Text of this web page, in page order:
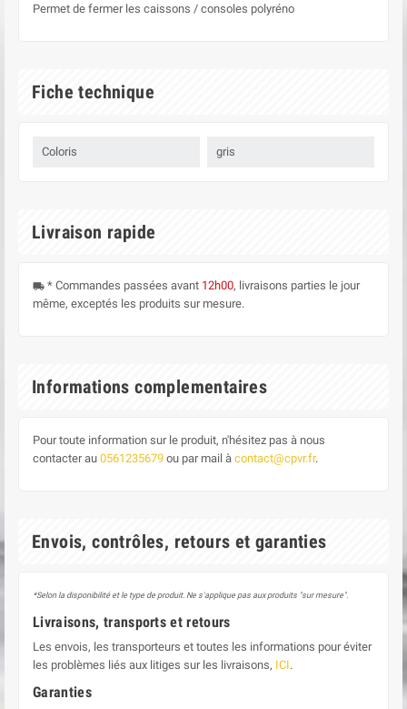
Permet de fermer les caissons / consoles polyréno
Fiche technique
Coloris gris
Livraison rapide
local_shipping * Commandes passées avant 12h00, livraisons parties le jour
même, exceptés les produits sur mesure.
Informations complementaires
Pour toute information sur le produit, n'hésitez pas à nous
contacter au 0561235679 ou par mail à contact@cpvr.fr.
Envois, contrôles, retours et garanties
*Selon la disponibilité et le type de produit. Ne s'applique pas aux produits "sur mesure".
Livraisons, transports et retours
Les envois, les transporteurs et toutes les informations pour éviter
les problèmes liés aux litiges sur les livraisons, ICI.
Garanties